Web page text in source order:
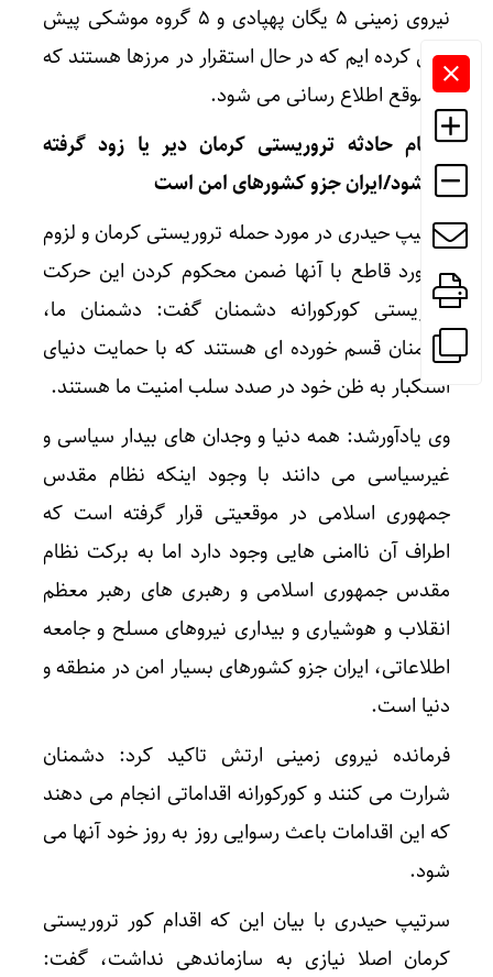
نیروی زمینی ۵ یگان پهپادی و ۵ گروه موشکی پیش
بینی کرده ایم که در حال استقرار در مرزها هستند که
به موقع اطلاع رسانی می شود.
انتقام حادثه تروریستی کرمان دیر یا زود گرفته
می‌شود/ایران جزو کشورهای امن است
سرتیپ حیدری در مورد حمله تروریستی کرمان و لزوم
برخورد قاطع با آنها ضمن محکوم کردن این حرکت
تروریستی کورکورانه دشمنان گفت: دشمنان ما،
دشمنان قسم خورده ای هستند که با حمایت دنیای
استکبار به ظن خود در صدد سلب امنیت ما هستند.
وی یادآورشد: همه دنیا و وجدان های بیدار سیاسی و
غیرسیاسی می دانند با وجود اینکه نظام مقدس
جمهوری اسلامی در موقعیتی قرار گرفته است که
اطراف آن ناامنی هایی وجود دارد اما به برکت نظام
مقدس جمهوری اسلامی و رهبری های رهبر معظم
انقلاب و هوشیاری و بیداری نیروهای مسلح و جامعه
اطلاعاتی، ایران جزو کشورهای بسیار امن در منطقه و
دنیا است.
فرمانده نیروی زمینی ارتش تاکید کرد: دشمنان
شرارت می کنند و کورکورانه اقداماتی انجام می دهند
که این اقدامات باعث رسوایی روز به روز خود آنها می
شود.
سرتیپ حیدری با بیان این که اقدام کور تروریستی
کرمان اصلا نیازی به سازماندهی نداشت، گفت: